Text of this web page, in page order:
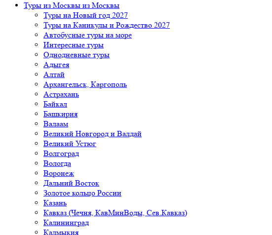
Туры из Москвы из Москвы
Туры на Новый год 2027
Туры на Каникулы и Рождество 2027
Автобусные туры на море
Интересные туры
Однодневные туры
Адыгея
Алтай
Архангельск, Каргополь
Астрахань
Байкал
Башкирия
Валаам
Великий Новгород и Валдай
Великий Устюг
Волгоград
Вологда
Воронеж
Дальний Восток
Золотое кольцо России
Казань
Кавказ (Чечня, КавМинВоды, Сев.Кавказ)
Калининград
Калмыкия